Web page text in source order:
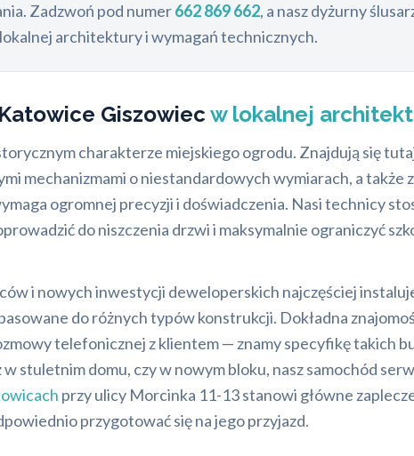
Zadzwoń pod numer662 869 662, a nasz dyżurny
architektury i wymagań technicznych.
Giszowiec w lokalnej
charakterze miejskiego ogrodu. Znajdują się
mechanizmami o niestandardowych wymiarach, a także
ogromnej precyzji i doświadczenia. Nasi technicy
do niszczenia drzwi i maksymalnie ograniczyć
i nowych inwestycji deweloperskich najczęściej
do różnych typów konstrukcji. Dokładna
telefonicznej z klientem — znamy specyfikę takich
stuletnim domu, czy w nowym bloku, nasz samochód
przy ulicy Morcinka 11-13 stanowi główne
przygotować się na jego przyjazd.